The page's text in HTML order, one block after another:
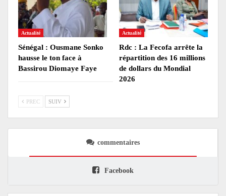
Actualité
Sénégal : Ousmane Sonko
hausse le ton face à
Bassirou Diomaye Faye
Actualité
Rdc : La Fecofa arrête la
répartition des 16 millions
de dollars du Mondial
2026
PREC SUIV
commentaires
Facebook